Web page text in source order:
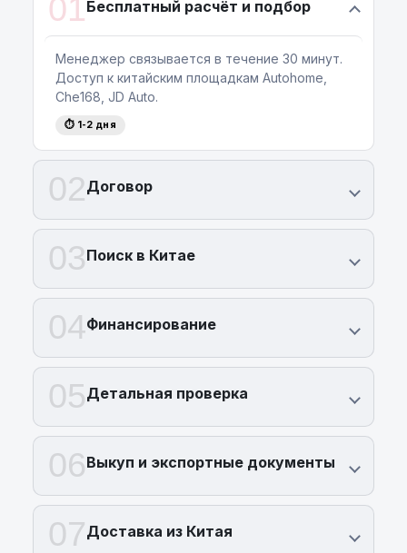
01Бесплатный расчёт и подбор
Менеджер связывается в течение 30 минут.
Доступ к китайским площадкам Autohome,
Che168, JD Auto.
⏱ 1-2 дня
02Договор
03Поиск в Китае
04Финансирование
05Детальная проверка
06Выкуп и экспортные документы
07Доставка из Китая